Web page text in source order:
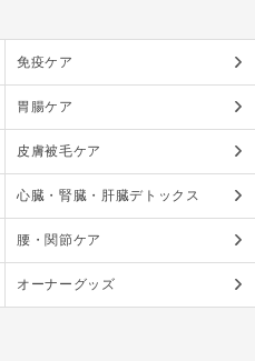
免疫ケア
胃腸ケア
皮膚被毛ケア
心臓・腎臓・肝臓デトックス
腰・関節ケア
オーナーグッズ